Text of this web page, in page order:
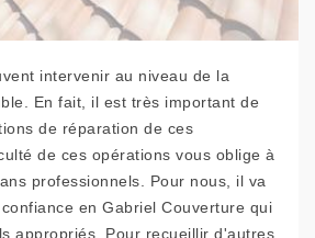
intervenir au niveau de la
En fait, il est très important de
de réparation de ces
de ces opérations vous oblige à
professionnels. Pour nous, il va
en Gabriel Couverture qui
appropriés. Pour recueillir d'autres